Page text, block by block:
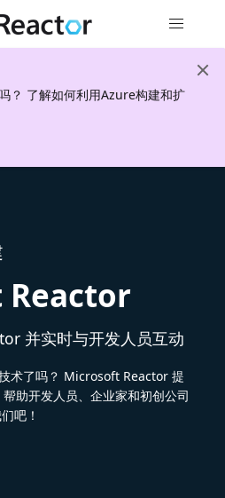
？ 了解如何利用Azure构建和扩
并实时与开发人员互动
术了吗？ Microsoft Reactor 提
助开发人员、企业家和初创公司
吧！